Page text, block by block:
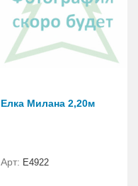
Елка Милана 2,20м
Арт: Е4922